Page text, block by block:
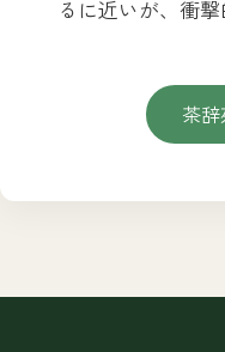
るに近いが、衝
茶